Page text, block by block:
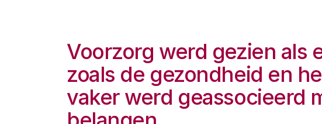
Voorzorg werd gezien als
zoals de gezondheid en
vaker werd geassocieerd